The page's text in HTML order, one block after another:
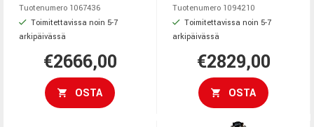
Tuotenumero 1067436
Toimitettavissa noin 5-7
arkipäivässä
€2666,00
OSTA
Tuotenumero 1094210
Toimitettavissa noin 5-7
arkipäivässä
€2829,00
OSTA